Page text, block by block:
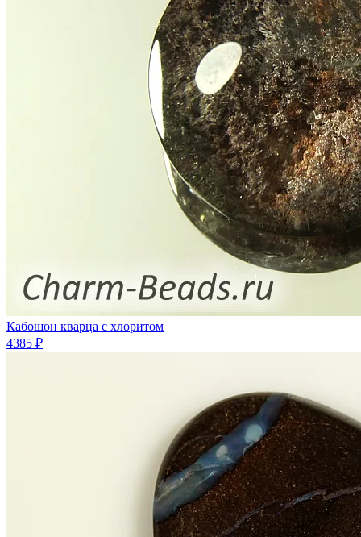
Кабошон кварца с хлоритом
4385 ₽